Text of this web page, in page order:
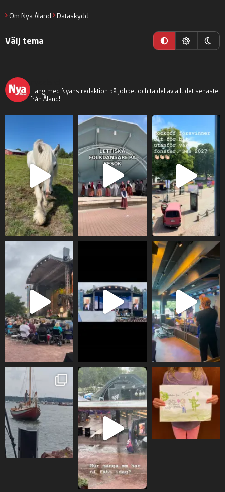
Om Nya Åland Dataskydd
Välj tema
Häng med Nyans redaktion på jobbet och ta del av allt det senaste
från Åland!